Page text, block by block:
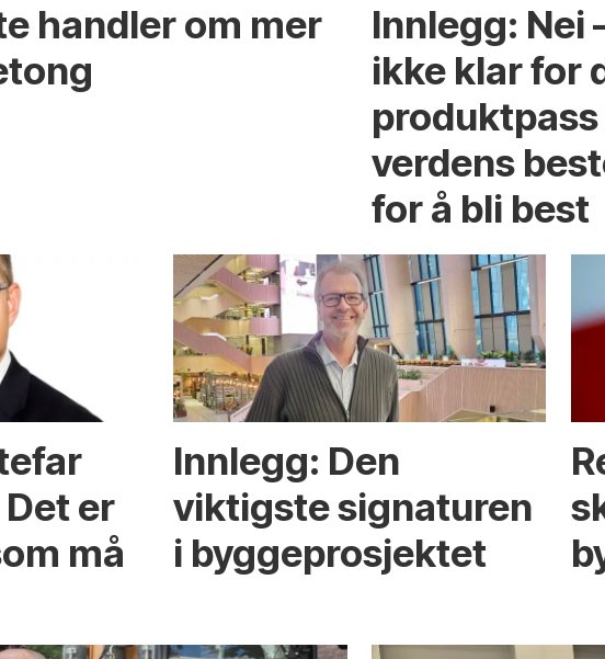
handler om mer
Innlegg: Nei
ikke klar for
verdens
for å bli best
er
må
Innlegg: Den
viktigste signaturen
i bygge­­prosjektet